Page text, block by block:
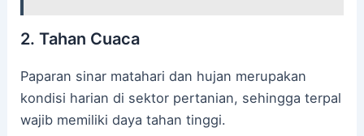
2. Tahan Cuaca
Paparan sinar matahari dan hujan merupakan
kondisi harian di sektor pertanian, sehingga terpal
wajib memiliki daya tahan tinggi.